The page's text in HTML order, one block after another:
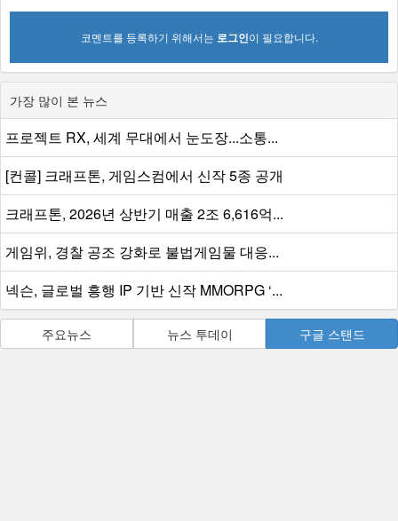
코멘트를 등록하기 위해서는 로그인이 필요합니다.
가장 많이 본 뉴스
프로젝트 RX, 세계 무대에서 눈도장...소통...
[컨콜] 크래프톤, 게임스컴에서 신작 5종 공개
크래프톤, 2026년 상반기 매출 2조 6,616억...
게임위, 경찰 공조 강화로 불법게임물 대응...
넥슨, 글로벌 흥행 IP 기반 신작 MMORPG ‘...
주요뉴스 뉴스 투데이 구글 스탠드